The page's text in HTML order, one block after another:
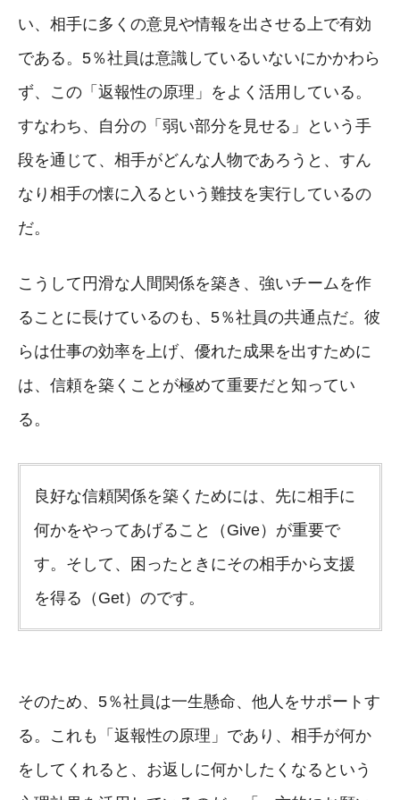
い、相手に多くの意見や情報を出させる上で有効
である。5％社員は意識しているいないにかかわら
ず、この「返報性の原理」をよく活用している。
すなわち、自分の「弱い部分を見せる」という手
段を通じて、相手がどんな人物であろうと、すん
なり相手の懐に入るという難技を実行しているの
だ。
こうして円滑な人間関係を築き、強いチームを作
ることに長けているのも、5％社員の共通点だ。彼
らは仕事の効率を上げ、優れた成果を出すために
は、信頼を築くことが極めて重要だと知ってい
る。
良好な信頼関係を築くためには、先に相手に
何かをやってあげること（Give）が重要で
す。そして、困ったときにその相手から支援
を得る（Get）のです。
そのため、5％社員は一生懸命、他人をサポートす
る。これも「返報性の原理」であり、相手が何か
をしてくれると、お返しに何かしたくなるという